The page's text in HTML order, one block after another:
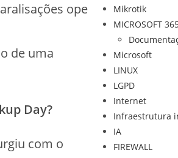
ope
de uma
Day?
com o
Mikrotik
MICROSOFT
Microsoft
LINUX
LGPD
Internet
Infraestrutura
IA
FIREWALL